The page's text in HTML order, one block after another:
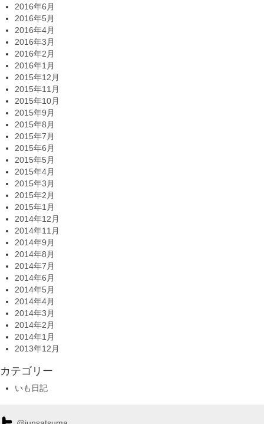
2016年6月
2016年5月
2016年4月
2016年3月
2016年2月
2016年1月
2015年12月
2015年11月
2015年10月
2015年9月
2015年8月
2015年7月
2015年6月
2015年5月
2015年4月
2015年3月
2015年2月
2015年1月
2014年12月
2014年11月
2014年9月
2014年8月
2014年7月
2014年6月
2014年5月
2014年4月
2014年3月
2014年2月
2014年1月
2013年12月
カテゴリー
いも日記